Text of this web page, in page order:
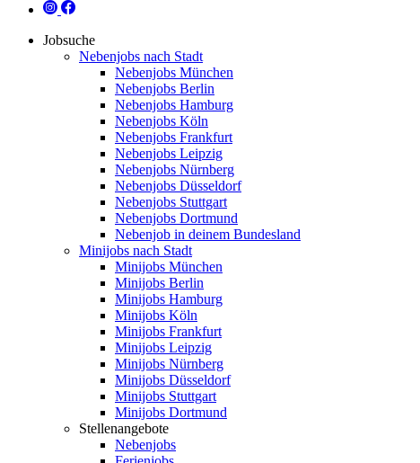
Jobsuche
Nebenjobs nach Stadt
Nebenjobs München
Nebenjobs Berlin
Nebenjobs Hamburg
Nebenjobs Köln
Nebenjobs Frankfurt
Nebenjobs Leipzig
Nebenjobs Nürnberg
Nebenjobs Düsseldorf
Nebenjobs Stuttgart
Nebenjobs Dortmund
Nebenjob in deinem Bundesland
Minijobs nach Stadt
Minijobs München
Minijobs Berlin
Minijobs Hamburg
Minijobs Köln
Minijobs Frankfurt
Minijobs Leipzig
Minijobs Nürnberg
Minijobs Düsseldorf
Minijobs Stuttgart
Minijobs Dortmund
Stellenangebote
Nebenjobs